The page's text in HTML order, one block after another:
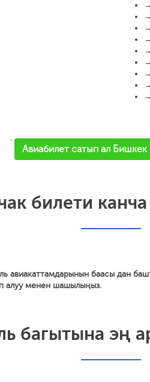
→
→
→
→
→
→
→
→
→
'
Авиабилет сатып ал
билети
авиакаттамдарынын баасы дан
алуу менен шашылыңыз.
багытына эң